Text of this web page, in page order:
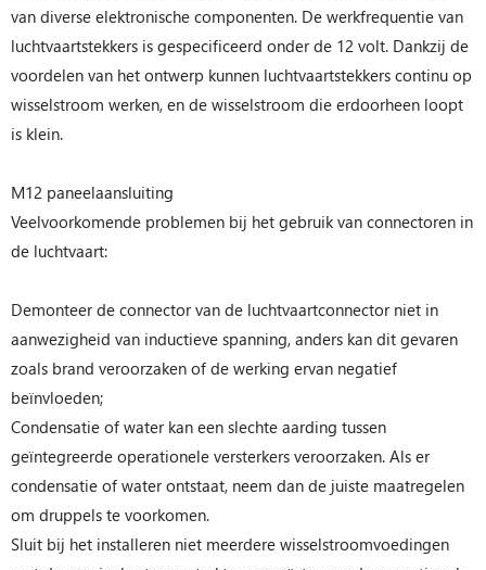
van diverse elektronische componenten. De werkfrequentie van
luchtvaartstekkers is gespecificeerd onder de 12 volt. Dankzij de
voordelen van het ontwerp kunnen luchtvaartstekkers continu op
wisselstroom werken, en de wisselstroom die erdoorheen loopt
is klein.
M12 paneelaansluiting
Veelvoorkomende problemen bij het gebruik van connectoren in
de luchtvaart:
Demonteer de connector van de luchtvaartconnector niet in
aanwezigheid van inductieve spanning, anders kan dit gevaren
zoals brand veroorzaken of de werking ervan negatief
beïnvloeden;
Condensatie of water kan een slechte aarding tussen
geïntegreerde operationele versterkers veroorzaken. Als er
condensatie of water ontstaat, neem dan de juiste maatregelen
om druppels te voorkomen.
Sluit bij het installeren niet meerdere wisselstroomvoedingen